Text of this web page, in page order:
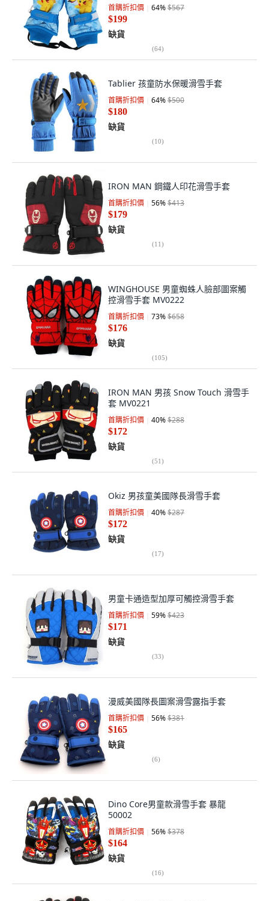
首購折扣價 64%$567
$199
缺貨
(64)
Tablier 孩童防水保暖滑雪手套
首購折扣價 64%$500
$180
缺貨
(10)
IRON MAN 鋼鐵人印花滑雪手套
首購折扣價 56%$413
$179
缺貨
(11)
WINGHOUSE 男童蜘蛛人臉部圖案觸
控滑雪手套 MV0222
首購折扣價 73%$658
$176
缺貨
(105)
IRON MAN 男孩 Snow Touch 滑雪手
套 MV0221
首購折扣價 40%$288
$172
缺貨
(51)
Okiz 男孩童美國隊長滑雪手套
首購折扣價 40%$287
$172
缺貨
(17)
男童卡通造型加厚可觸控滑雪手套
首購折扣價 59%$423
$171
缺貨
(33)
漫威美國隊長圖案滑雪露指手套
首購折扣價 56%$381
$165
缺貨
(6)
Dino Core男童款滑雪手套 暴龍
50002
首購折扣價 56%$378
$164
缺貨
(16)